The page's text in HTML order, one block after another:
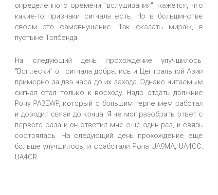
определенного времени "вслушивания", кажется, что
какие-то признаки сигнала есть. Но в большинстве
своем это самовнушение. Так сказать мираж, в
пустыне Топбенда.
На следующий день прохождение улучшилось.
"Всплески" от сигнала добрались и Центральной Азии
примерно за два часа до их захода. Однако читаемым
сигнал стал только к восходу. Надо отдать должние
Рону PA3EWP, который с большим терпением работал
и доводил связи до конца. Я не мог разобрать ответ с
первого раза и он ответил мне еще один раз, и связь
состоялась. На следующий день прохождение еще
больше улучшилось, и сработали Рона UA9MA, UA4CC,
UA4CR.